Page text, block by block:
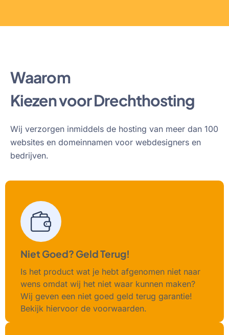
Waarom
Kiezen voor Drechthosting
Wij verzorgen inmiddels de hosting van meer dan 100
websites en domeinnamen voor webdesigners en
bedrijven.
Niet Goed? Geld Terug!
Is het product wat je hebt afgenomen niet naar
wens omdat wij het niet waar kunnen maken?
Wij geven een niet goed geld terug garantie!
Bekijk hiervoor de voorwaarden.